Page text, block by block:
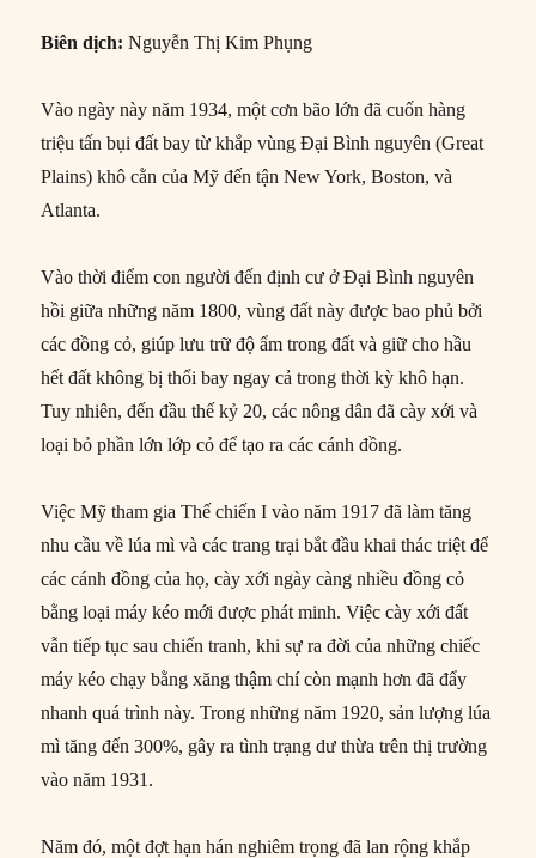
Biên dịch:Nguyễn Thị Kim Phụng
Vào ngày này năm 1934, một cơn bão lớn đã cuốn hàng
triệu tấn bụi đất bay từ khắp vùng Đại Bình nguyên (Great
Plains) khô cằn của Mỹ đến tận New York, Boston, và
Atlanta.
Vào thời điểm con người đến định cư ở Đại Bình nguyên
hồi giữa những năm 1800, vùng đất này được bao phủ bởi
các đồng cỏ, giúp lưu trữ độ ẩm trong đất và giữ cho hầu
hết đất không bị thổi bay ngay cả trong thời kỳ khô hạn.
Tuy nhiên, đến đầu thế kỷ 20, các nông dân đã cày xới và
loại bỏ phần lớn lớp cỏ để tạo ra các cánh đồng.
Việc Mỹ tham gia Thế chiến I vào năm 1917 đã làm tăng
nhu cầu về lúa mì và các trang trại bắt đầu khai thác triệt để
các cánh đồng của họ, cày xới ngày càng nhiều đồng cỏ
bằng loại máy kéo mới được phát minh. Việc cày xới đất
vẫn tiếp tục sau chiến tranh, khi sự ra đời của những chiếc
máy kéo chạy bằng xăng thậm chí còn mạnh hơn đã đẩy
nhanh quá trình này. Trong những năm 1920, sản lượng lúa
mì tăng đến 300%, gây ra tình trạng dư thừa trên thị trường
vào năm 1931.
Năm đó, một đợt hạn hán nghiêm trọng đã lan rộng khắp